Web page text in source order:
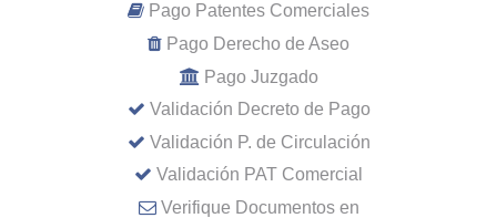
Pago Patentes Comerciales
Pago Derecho de Aseo
Pago Juzgado
Validación Decreto de Pago
Validación P. de Circulación
Validación PAT Comercial
Verifique Documentos en